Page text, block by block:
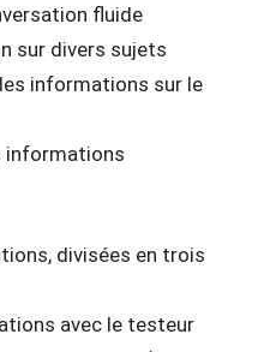
fluide
sur divers sujets
informations sur le
informations
divisées en trois
avec le testeur